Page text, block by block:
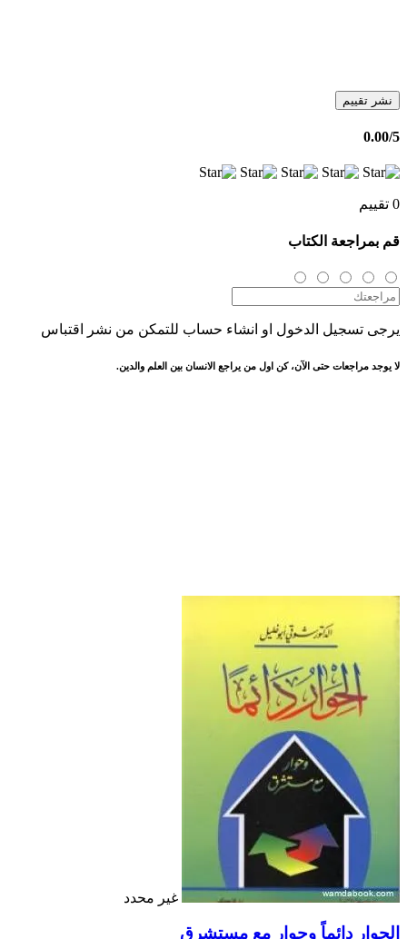
نشر تقييم
0.00/5
0 تقييم
قم بمراجعة الكتاب
يرجى تسجيل الدخول او انشاء حساب للتمكن من نشر اقتباس
لا يوجد مراجعات حتى الآن، كن اول من يراجع الانسان بين العلم والدين.
غير محدد
الحوار دائماً وحوار مع مستشرق